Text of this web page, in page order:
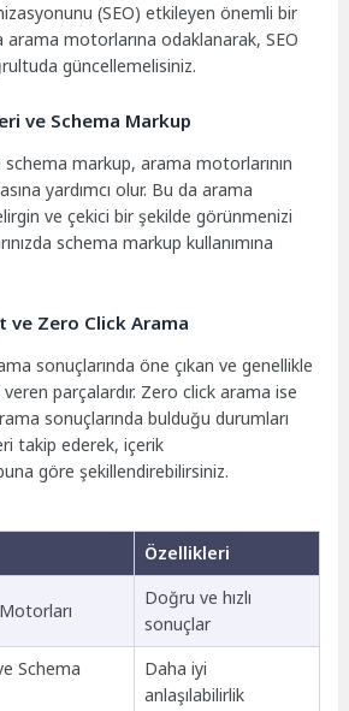
(SEO) etkileyen önemli bir
arama motorlarına odaklanarak, SEO
güncellemelisiniz.
ve Schema Markup
schema markup, arama motorlarının
yardımcı olur. Bu da arama
ve çekici bir şekilde görünmenizi
schema markup kullanımına
ve Zero Click Arama
sonuçlarında öne çıkan ve genellikle
parçalardır. Zero click arama ise
sonuçlarında bulduğu durumları
takip ederek, içerik
göre şekillendirebilirsiniz.
Özellikleri
Doğru ve hızlı
sonuçlar
Schema
Daha iyi
anlaşılabilirlik